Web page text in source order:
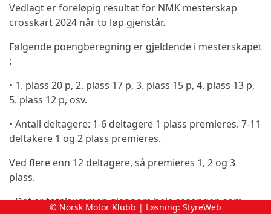
Vedlagt er foreløpig resultat for NMK mesterskap
crosskart 2024 når to løp gjenstår.
Følgende poengberegning er gjeldende i mesterskapet
:
• 1. plass 20 p, 2. plass 17 p, 3. plass 15 p, 4. plass 13 p,
5. plass 12 p, osv.
• Antall deltagere: 1-6 deltagere 1 plass premieres. 7-11
deltakere 1 og 2 plass premieres.
Ved flere enn 12 deltagere, så premieres 1, 2 og 3
plass.
• Det er totalsummen gjennom hele sesongen som
© Norsk Motor Klubb | Løsning: StyreWeb